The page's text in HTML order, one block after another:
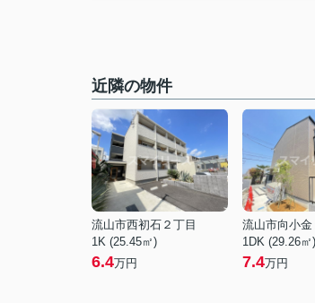
近隣の物件
流山市西初石２丁目
1K (25.45㎡)
6.4万円
流山市向小金
1DK (29.26㎡)
7.4万円